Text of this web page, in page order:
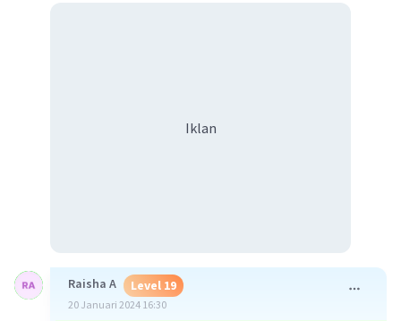
Iklan
Raisha A Level 19
20 Januari 2024 16:30